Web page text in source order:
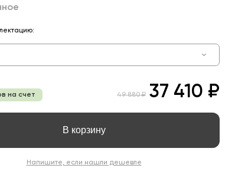
на счет 49 880 ₽ 37 410 ₽
В корзину
Напишите, если нашли дешевле